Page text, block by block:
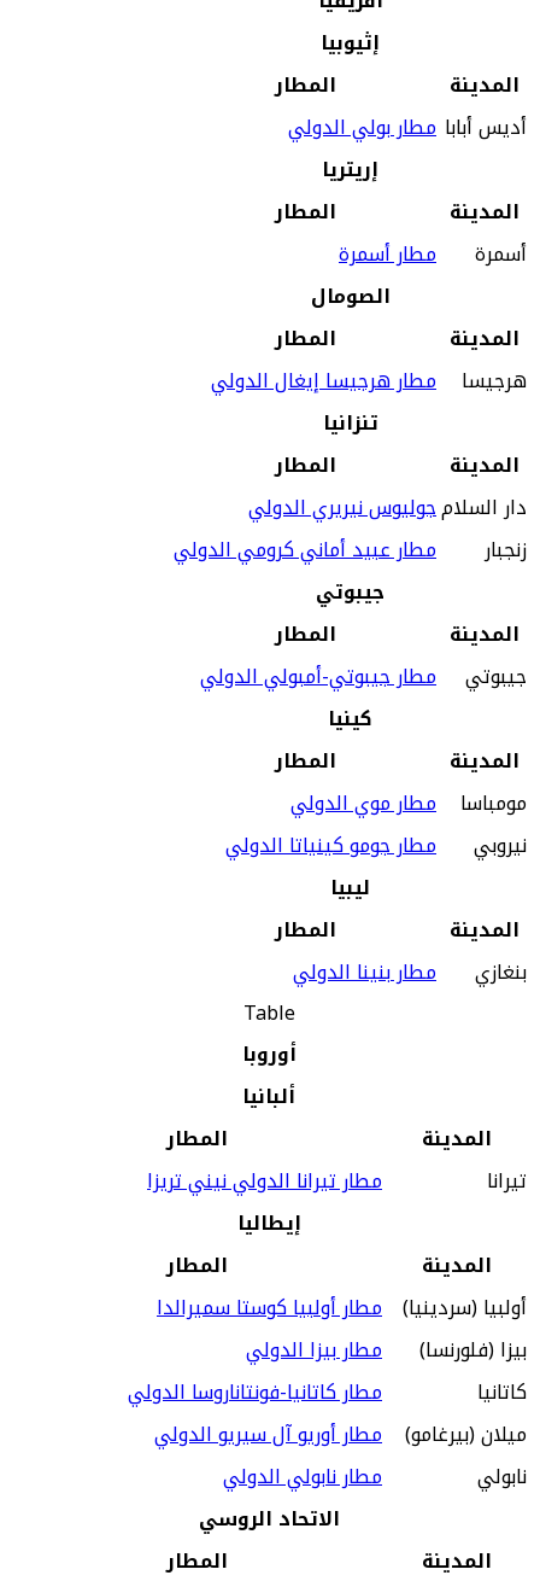
إثيوبيا
المدينة
المطار
أديس أبابا مطار بولي الدولي
إريتريا
المدينة
المطار
أسمرة
مطار أسمرة
الصومال
المدينة
المطار
هرجيسا
مطار هرجيسا إيغال الدولي
تنزانيا
المدينة
المطار
دار السلامجوليوس نيريري الدولي
زنجبار
مطار عبيد أماني كرومي الدولي
جيبوتي
المدينة
المطار
جيبوتي
مطار جيبوتي-أمبولي الدولي
كينيا
المدينة
المطار
مومباسا
مطار موي الدولي
نيروبي
مطار جومو كينياتا الدولي
ليبيا
المدينة
المطار
بنغازي
مطار بنينا الدولي
Table
أوروبا
ألبانيا
المدينة
المطار
تيرانا
مطار تيرانا الدولي نيني تريزا
إيطاليا
المدينة
المطار
أولبيا (سردينيا) مطار أولبيا كوستا سميرالدا
بيزا (فلورنسا)
مطار بيزا الدولي
كاتانيا
مطار كاتانيا-فونتاناروسا الدولي
ميلان (بيرغامو)
مطار أوريو آل سيريو الدولي
نابولي
مطار نابولي الدولي
الاتحاد الروسي
المدينة
المطار